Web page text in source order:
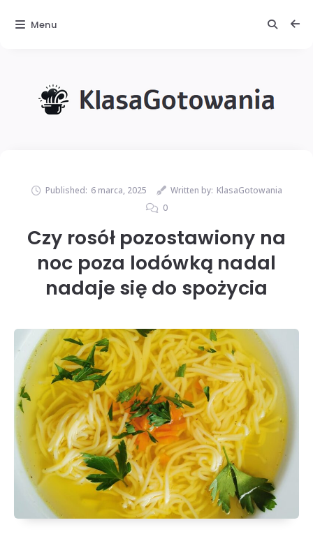
Published: 6 marca, 2025 Written by: KlasaGotowania
0
Czy rosół pozostawiony na
noc poza lodówką nadal
nadaje się do spożycia
Menu